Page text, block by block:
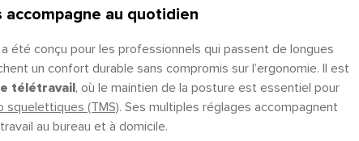
accompagne au quotidien
a été conçu pour les professionnels qui passent de longues
un confort durable sans compromis sur l’ergonomie. Il est
télétravail, où le maintien de la posture est essentiel pour
squelettiques (TMS). Ses multiples réglages accompagnent
au bureau et à domicile.